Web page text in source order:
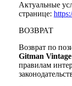
Актуальные
странице:
ВОЗВРАТ
Возврат по
Gitman Vintage
правилам